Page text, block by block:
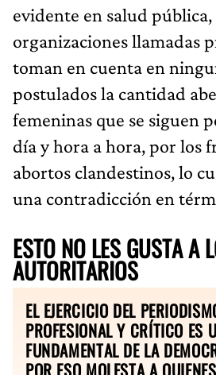
evidente en salud
organizaciones llamadas
toman en cuenta en
postulados la cantidad
femeninas que se siguen
día y hora a hora, por los
abortos clandestinos, lo
una contradicción en
ESTO NO LES GUSTA A
AUTORITARIOS
EL EJERCICIO DEL
PROFESIONAL Y CRÍTICO ES
FUNDAMENTAL DE LA
POR ESO MOLESTA A